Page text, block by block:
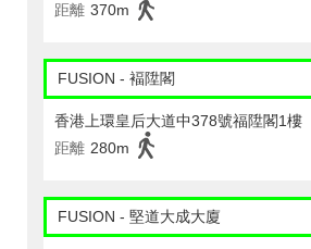
距離 370m
FUSION - 褔陞閣
香港上環皇后大道中378號福陞閣1樓
距離 280m
FUSION - 堅道大成大廈